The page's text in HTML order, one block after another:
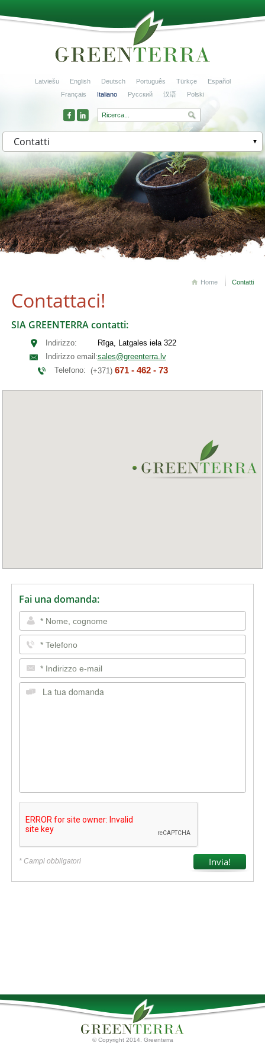
Latviešu English Deutsch Português Türkçe
Español
Français
Italiano Русский 汉语 Polski
Contatti
Home Contatti
Contattaci!
SIA GREENTERRA contatti:
Indirizzo:
Rīga, Latgales iela 322
Indirizzo email:sales@greenterra.lv
Telefono: (+371) 671 - 462 - 73
Fai una domanda:
* Campi obbligatori
© Copyright 2014. Greenterra